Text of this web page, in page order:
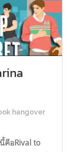
hangover
คือRival to